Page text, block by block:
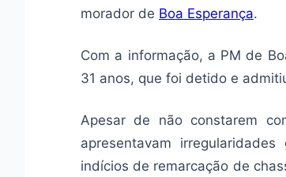
morador de Boa Esperança.
Com a informação, a PM de
31 anos, que foi detido e
Apesar de não constarem
apresentavam
indícios de remarcação de